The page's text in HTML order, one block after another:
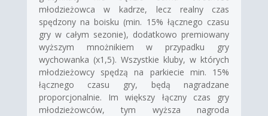
młodzieżowca w kadrze, lecz realny czas
spędzony na boisku (min. 15% łącznego czasu
gry w całym sezonie), dodatkowo premiowany
wyższym mnożnikiem w przypadku gry
wychowanka (x1,5). Wszystkie kluby, w których
młodzieżowcy spędzą na parkiecie min. 15%
łącznego czasu gry, będą nagradzane
proporcjonalnie. Im większy łączny czas gry
młodzieżowców, tym wyższa nagroda